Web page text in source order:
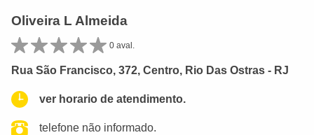
Oliveira L Almeida
0 aval.
Rua São Francisco, 372, Centro, Rio Das Ostras - RJ
ver horario de atendimento.
telefone não informado.